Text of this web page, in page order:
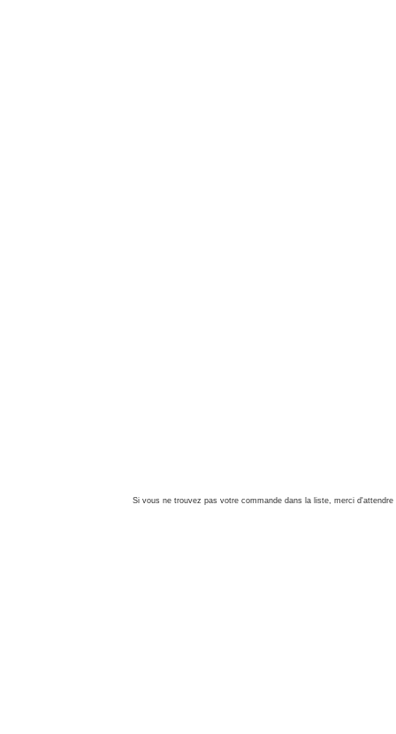
Si vous ne trouvez pas votre commande dans la liste, merci